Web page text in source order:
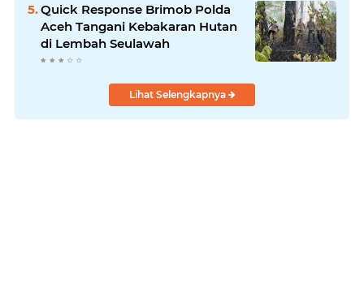
Quick Response Brimob Polda
Aceh Tangani Kebakaran Hutan
di Lembah Seulawah
Lihat Selengkapnya